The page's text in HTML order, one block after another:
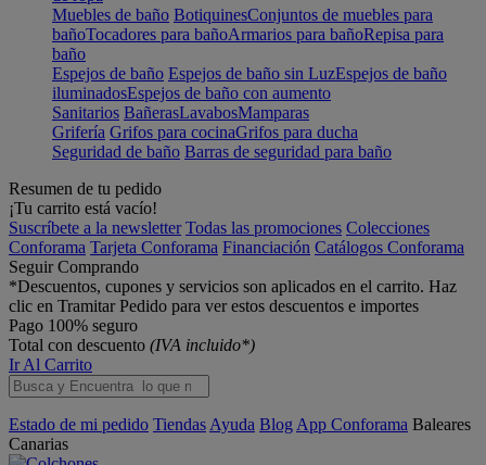
Muebles de baño BotiquinesConjuntos de muebles para
bañoTocadores para bañoArmarios para bañoRepisa para
baño
Espejos de baño Espejos de baño sin LuzEspejos de baño
iluminadosEspejos de baño con aumento
Sanitarios BañerasLavabosMamparas
Grifería Grifos para cocinaGrifos para ducha
Seguridad de baño Barras de seguridad para baño
Resumen de tu pedido
¡Tu carrito está vacío!
Suscríbete a la newsletter Todas las promociones Colecciones
Conforama Tarjeta Conforama Financiación Catálogos Conforama
Seguir Comprando
*Descuentos, cupones y servicios son aplicados en el carrito. Haz
clic en Tramitar Pedido para ver estos descuentos e importes
Pago 100% seguro
Total con descuento (IVA incluido*)
Ir Al Carrito
Estado de mi pedido Tiendas Ayuda Blog App Conforama Baleares
Canarias